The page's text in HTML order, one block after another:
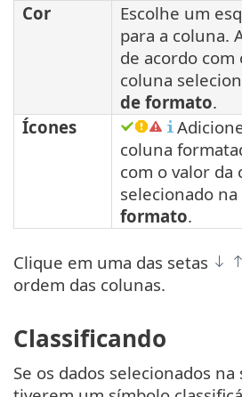
Cor
Escolhe um
para a coluna.
de acordo com
coluna
de formato.
Ícones
coluna
com o valor da
selecionado na
formato.
Clique em uma das setas
ordem das colunas.
Classificando
Se os dados selecionados na